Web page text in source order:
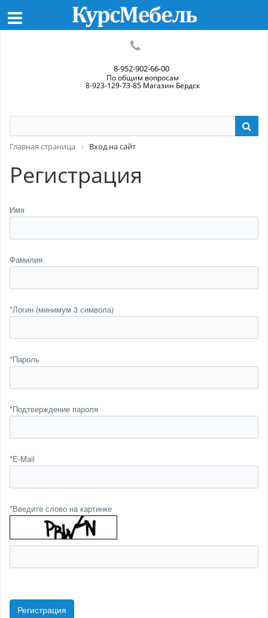
8-952-902-66-00
По общим вопросам
8-923-129-73-85 Магазин Бердск
Главная страница Вход на сайт
Регистрация
Имя
Фамилия
*Логин (минимум 3 символа)
*Пароль
*Подтверждение пароля
*E-Mail
*Введите слово на картинке